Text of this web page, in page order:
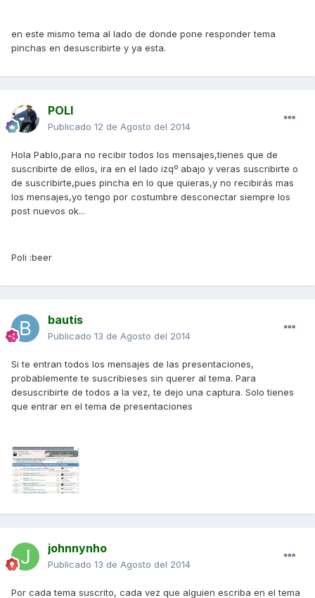
en este mismo tema al lado de donde pone responder tema
pinchas en desuscribirte y ya esta.
POLI
Publicado 12 de Agosto del 2014
Hola Pablo,para no recibir todos los mensajes,tienes que de
suscribirte de ellos, ira en el lado izqº abajo y veras suscribirte o
de suscribirte,pues pincha en lo que quieras,y no recibirás mas
los mensajes,yo tengo por costumbre desconectar siempre los
post nuevos ok...
Poli :beer
bautis
Publicado 13 de Agosto del 2014
Si te entran todos los mensajes de las presentaciones,
probablemente te suscribieses sin querer al tema. Para
desuscribirte de todos a la vez, te dejo una captura. Solo tienes
que entrar en el tema de presentaciones
johnnynho
Publicado 13 de Agosto del 2014
Por cada tema suscrito, cada vez que alguien escriba en el tema